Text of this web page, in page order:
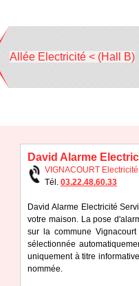
Allée Electricité < (Hall B)
David Alarme
VIGNACOURT Electricité
Tél. 03.22.48.60.33
David Alarme Electricité
votre maison. La pose
sur la commune
sélectionnée
uniquement à titre
nommée.